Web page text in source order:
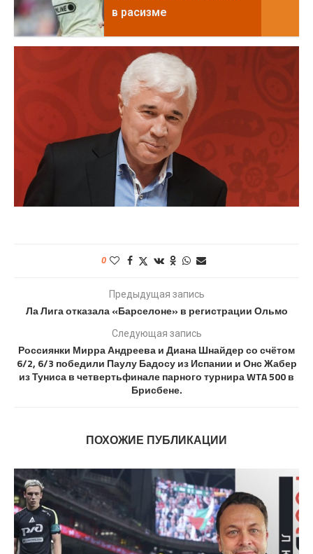
в расизме
0
Предыдущая запись
Ла Лига отказала «Барселоне» в регистрации Ольмо
Следующая запись
Россиянки Мирра Андреева и Диана Шнайдер со счётом
6/2, 6/3 победили Паулу Бадосу из Испании и Онс Жабер
из Туниса в четвертьфинале парного турнира WTA 500 в
Брисбене.
ПОХОЖИЕ ПУБЛИКАЦИИ